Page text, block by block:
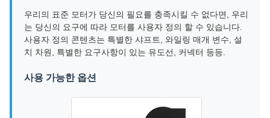
우리의 표준 모터가 당신의 필요를 충족시킬 수 없다면, 우리
는 당신의 요구에 따라 모터를 사용자 정의 할 수 있습니다.
사용자 정의 콘텐츠는 특별한 샤프트, 와일링 매개 변수, 설
치 차원, 특별한 요구사항이 있는 유도선, 커넥터 등등.
사용 가능한 옵션